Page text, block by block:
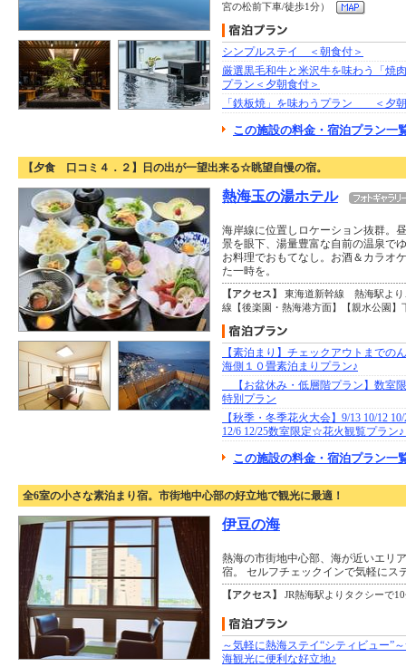
宮の松前下車/徒歩1分）
シンプルステイ ＜朝食付＞
厳選黒毛和牛と米沢牛を味わう「焼
プラン＜夕朝食付＞
「鉄板焼」を味わうプラン ＜夕
この施設の料金・宿泊プラン
【夕食 口コミ４．２】日の出が一望出来る☆眺望自慢の宿。
熱海玉の湯ホテル
海岸線に位置しロケーション抜群。
景を眼下、湯量豊富な自前の温泉で
お料理でおもてなし。お酒＆カラオ
た一時を。
【アクセス】
東海道新幹線 熱海駅より
線【後楽園・熱海港方面】【親水公園
【素泊まり】チェックアウトまでの
海側１０畳素泊まりプラン♪
【お盆休み・低層階プラン】数室
特別プラン
【秋季・冬季花火大会】9/13 10/12 10/
12/6 12/25数室限定☆花火観覧プラン
この施設の料金・宿泊プラン
全6室の小さな素泊まり宿。市街地中心部の好立地で観光に最適！
伊豆の海
熱海の市街地中心部、海が近いエリ
宿。 セルフチェックインで気軽にス
【アクセス】 JR熱海駅よりタクシーで
～気軽に熱海ステイ“シティビュー”
海観光に便利な好立地♪